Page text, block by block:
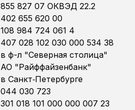
855 827 07 ОКВЭД 22.2
402 655 620 00
108 984 724 061 4
407 028 102 030 000 534 38
в ф-л "Северная столица"
АО "Райффайзенбанк"
в Санкт‑Петербурге
044 030 723
301 018 101 000 000 007 23